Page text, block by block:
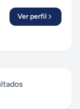
Ver perfil